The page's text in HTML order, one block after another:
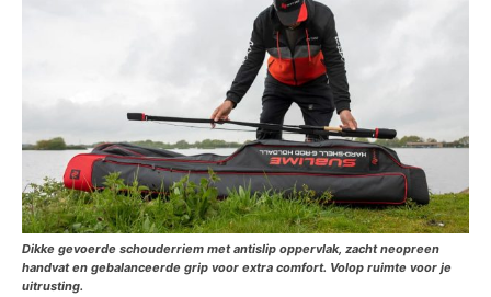
Dikke gevoerde schouderriem met antislip oppervlak, zacht neopreen
handvat en gebalanceerde grip voor extra comfort. Volop ruimte voor je
uitrusting.